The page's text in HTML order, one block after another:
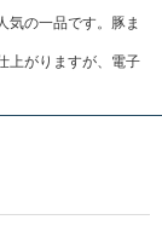
気の一品です。豚ま
上がりますが、電子